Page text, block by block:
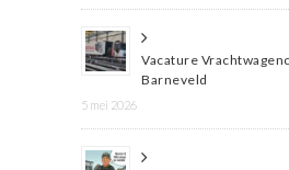
Vacature
Barneveld
5 mei 2026